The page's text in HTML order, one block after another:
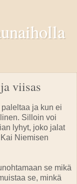
viisas
ja kun ei
Silloin voi
lyhyt, joko jalat
Niemisen
se mikä
se, minkä